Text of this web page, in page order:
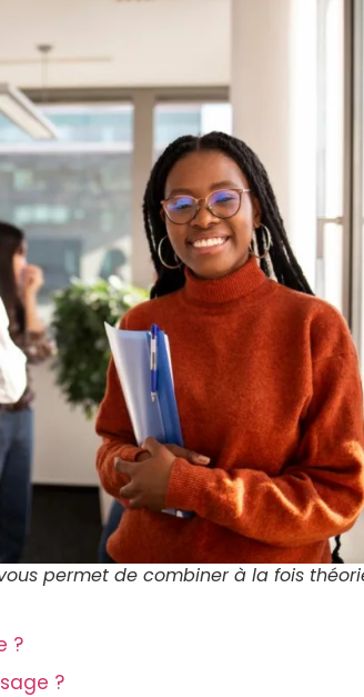
permet de combiner à la fois
?
?